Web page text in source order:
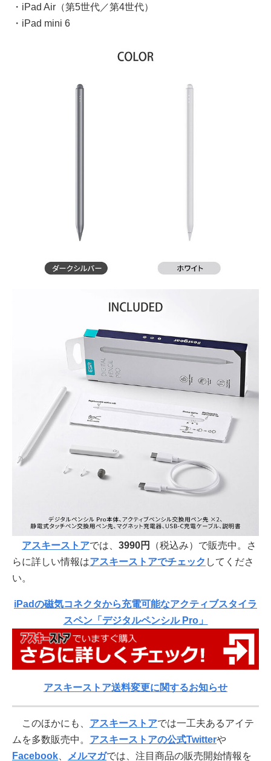
・iPad Air（第5世代／第4世代）
・iPad mini 6
アスキーストアでは、 3990円
（税込み）で販売中。さ
らに詳しい情報はアスキーストアでチェック してくださ
い。
iPadの磁気コネクタから充電可能なアクティブスタイラ
スペン「デジタルペンシル Pro」
アスキーストア送料変更に関するお知らせ
このほかにも、 アスキーストアでは一工夫あるアイテ
ムを多数販売中。 アスキーストアの公式Twitterや
Facebook
メルマガでは、注目商品の販売開始情報を